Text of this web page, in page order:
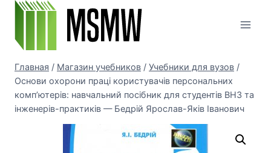
Перейти
содержимому
Главная / Магазин учебников / Учебники для вузов /
Основи охорони праці користувачів персональних
комп’ютерів: навчальний посібник для студентів ВНЗ та
інженерів-практиків — Бедрій Ярослав-Яків Іванович